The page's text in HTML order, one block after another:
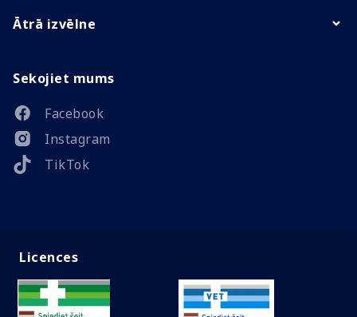
Ātrā izvēlne
Sekojiet mums
Facebook
Instagram
TikTok
Licences